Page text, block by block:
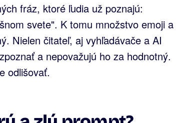
fráz, ktoré ľudia už poznajú:
svete". K tomu množstvo emoji a
Nielen čitateľ, aj vyhľadávače a AI
a nepovažujú ho za hodnotný.
odlišovať.